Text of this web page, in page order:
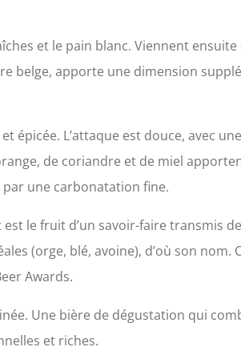
et le pain blanc. Viennent
belge, apporte une dimension
L’attaque est douce, avec
de coriandre et de miel
une carbonatation fine.
le fruit d’un savoir-faire transmis
(orge, blé, avoine), d’où son nom.
Awards.
Une bière de dégustation qui
et riches.